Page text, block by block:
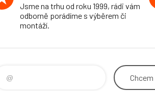
Jsme na trhu od roku 1999, rádi vám
odborně porádíme s výběrem či
montáží.
Chcem